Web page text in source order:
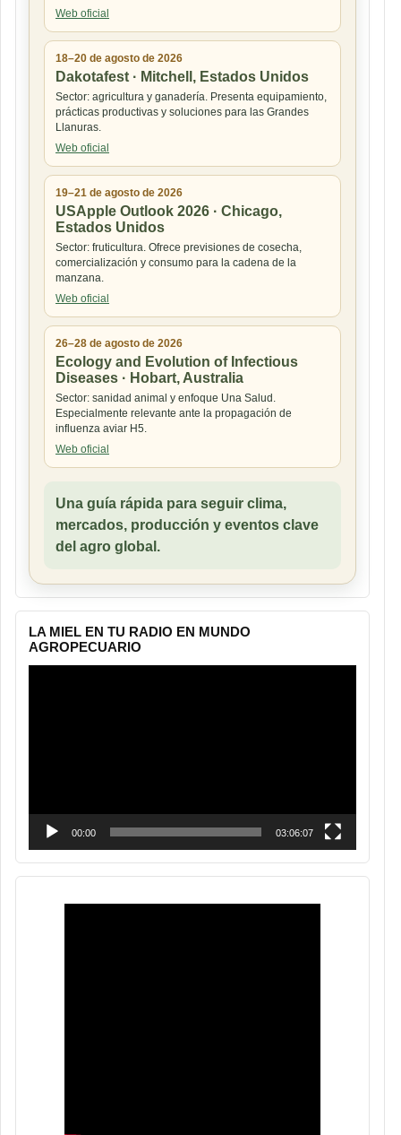
Web oficial
18–20 de agosto de 2026
Dakotafest · Mitchell, Estados Unidos
Sector: agricultura y ganadería. Presenta equipamiento,
prácticas productivas y soluciones para las Grandes
Llanuras.
Web oficial
19–21 de agosto de 2026
USApple Outlook 2026 · Chicago,
Estados Unidos
Sector: fruticultura. Ofrece previsiones de cosecha,
comercialización y consumo para la cadena de la
manzana.
Web oficial
26–28 de agosto de 2026
Ecology and Evolution of Infectious
Diseases · Hobart, Australia
Sector: sanidad animal y enfoque Una Salud.
Especialmente relevante ante la propagación de
influenza aviar H5.
Web oficial
Una guía rápida para seguir clima,
mercados, producción y eventos clave
del agro global.
LA MIEL EN TU RADIO EN MUNDO
AGROPECUARIO
00:00 03:06:07